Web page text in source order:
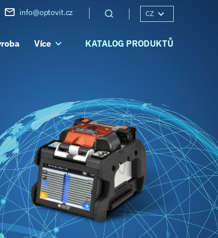
info@optovit.cz CZ
Více KATALOG PRODUKTŮ